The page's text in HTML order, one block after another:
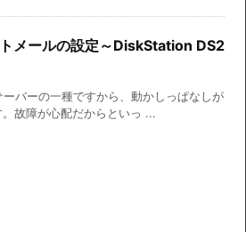
メールの設定～DiskStation DS2
ーバーの一種ですから、動かしっぱなしが
故障が心配だからといっ ...